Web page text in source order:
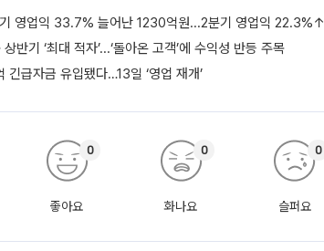
영업익 33.7% 늘어난 1230억원...2분기 영업익 22.3%↑
반기 ‘최대 적자’...‘돌아온 고객’에 수익성 반등 주목
급자금 유입됐다…13일 ‘영업 재개’
좋아요
0
화나요
0
슬퍼요
0